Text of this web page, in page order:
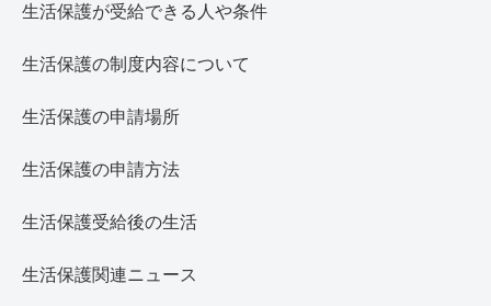
生活保護が受給できる人や条件
生活保護の制度内容について
生活保護の申請場所
生活保護の申請方法
生活保護受給後の生活
生活保護関連ニュース